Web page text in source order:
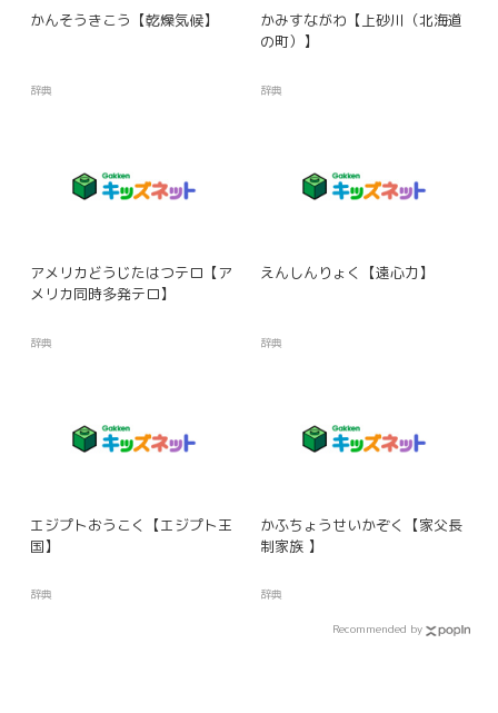
かんそうきこう【乾燥気候】
辞典
かみすながわ【上砂川（北海道
の町）】
辞典
アメリカどうじたはつテロ【ア
メリカ同時多発テロ】
辞典
えんしんりょく【遠心力】
辞典
エジプトおうこく【エジプト王
国】
辞典
かふちょうせいかぞく【家父長
制家族 】
辞典
Recommended by